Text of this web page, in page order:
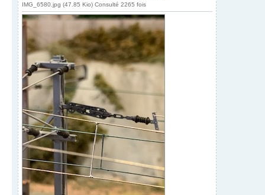
IMG_6580.jpg (47.85 Kio) Consulté 2265 fois